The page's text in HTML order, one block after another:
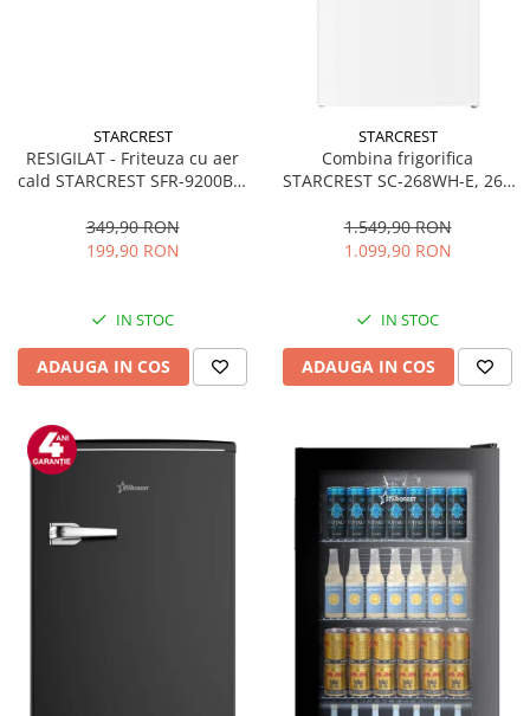
STARCREST
RESIGILAT - Friteuza cu aer
cald STARCREST SFR-9200BK,
Termostat 80 - 200 °C, 8
programe predefinite, Negru
349,90 RON
199,90 RON
IN STOC
ADAUGA IN COS
STARCREST
Combina frigorifica
STARCREST SC-268WH-E, 268
Termostat reglabil, Iluminare
LED, Picioare ajustabile, Usi
1.549,90 RON
1.099,90 RON
IN STOC
ADAUGA IN COS